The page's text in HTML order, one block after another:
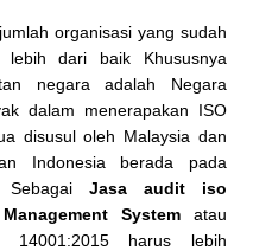
organisasi yang sudah
lebih dari baik Khususnya
negara adalah Negara
dalam menerapakan ISO
disusul oleh Malaysia dan
Indonesia berada pada
SebagaiJasa audit iso
System atau
14001:2015 harus lebih